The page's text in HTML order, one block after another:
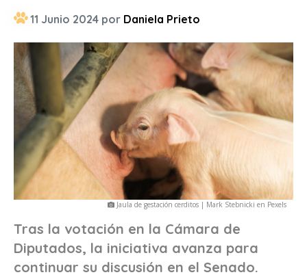
11 Junio 2024 por Daniela Prieto
Jaula de gestación cerditos | Mark Stebnicki en Pexels
Tras la votación en la Cámara de
Diputados, la iniciativa avanza para
continuar su discusión en el Senado.